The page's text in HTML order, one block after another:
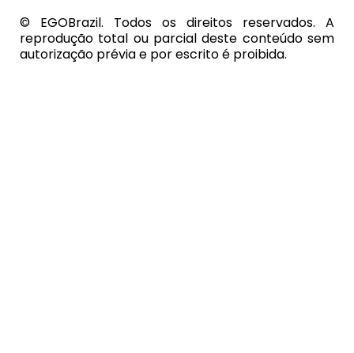
© EGOBrazil. Todos os direitos reservados. A
reprodução total ou parcial deste conteúdo sem
autorização prévia e por escrito é proibida.